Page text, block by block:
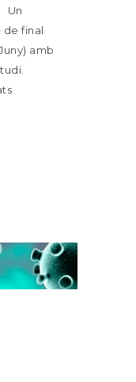
Un
de final
amb